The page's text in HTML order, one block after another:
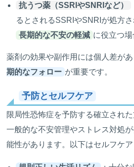
抗うつ薬（SSRIやSNRIなど）
るとされるSSRIやSNRIが処方さ
長期的な不安の軽減 に役立つ場
薬剤の効果や副作用には個人差があ
期的なフォロー が重要です。
予防とセルフケア
限局性恐怖症を予防する確立された
一般的な不安管理やストレス対処
能性があります。以下はセルフケア